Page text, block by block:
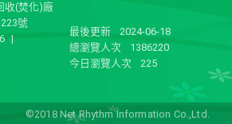
收(焚化)廠
號
|
最後更新
2024-06-18
總瀏覽人次
1386220
今日瀏覽人次
225
©2018 Net Rhythm Information Co.,Ltd.